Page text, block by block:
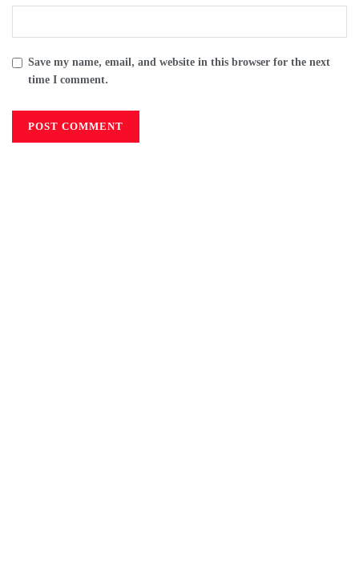
Save my name, email, and website in this browser for the next
time I comment.